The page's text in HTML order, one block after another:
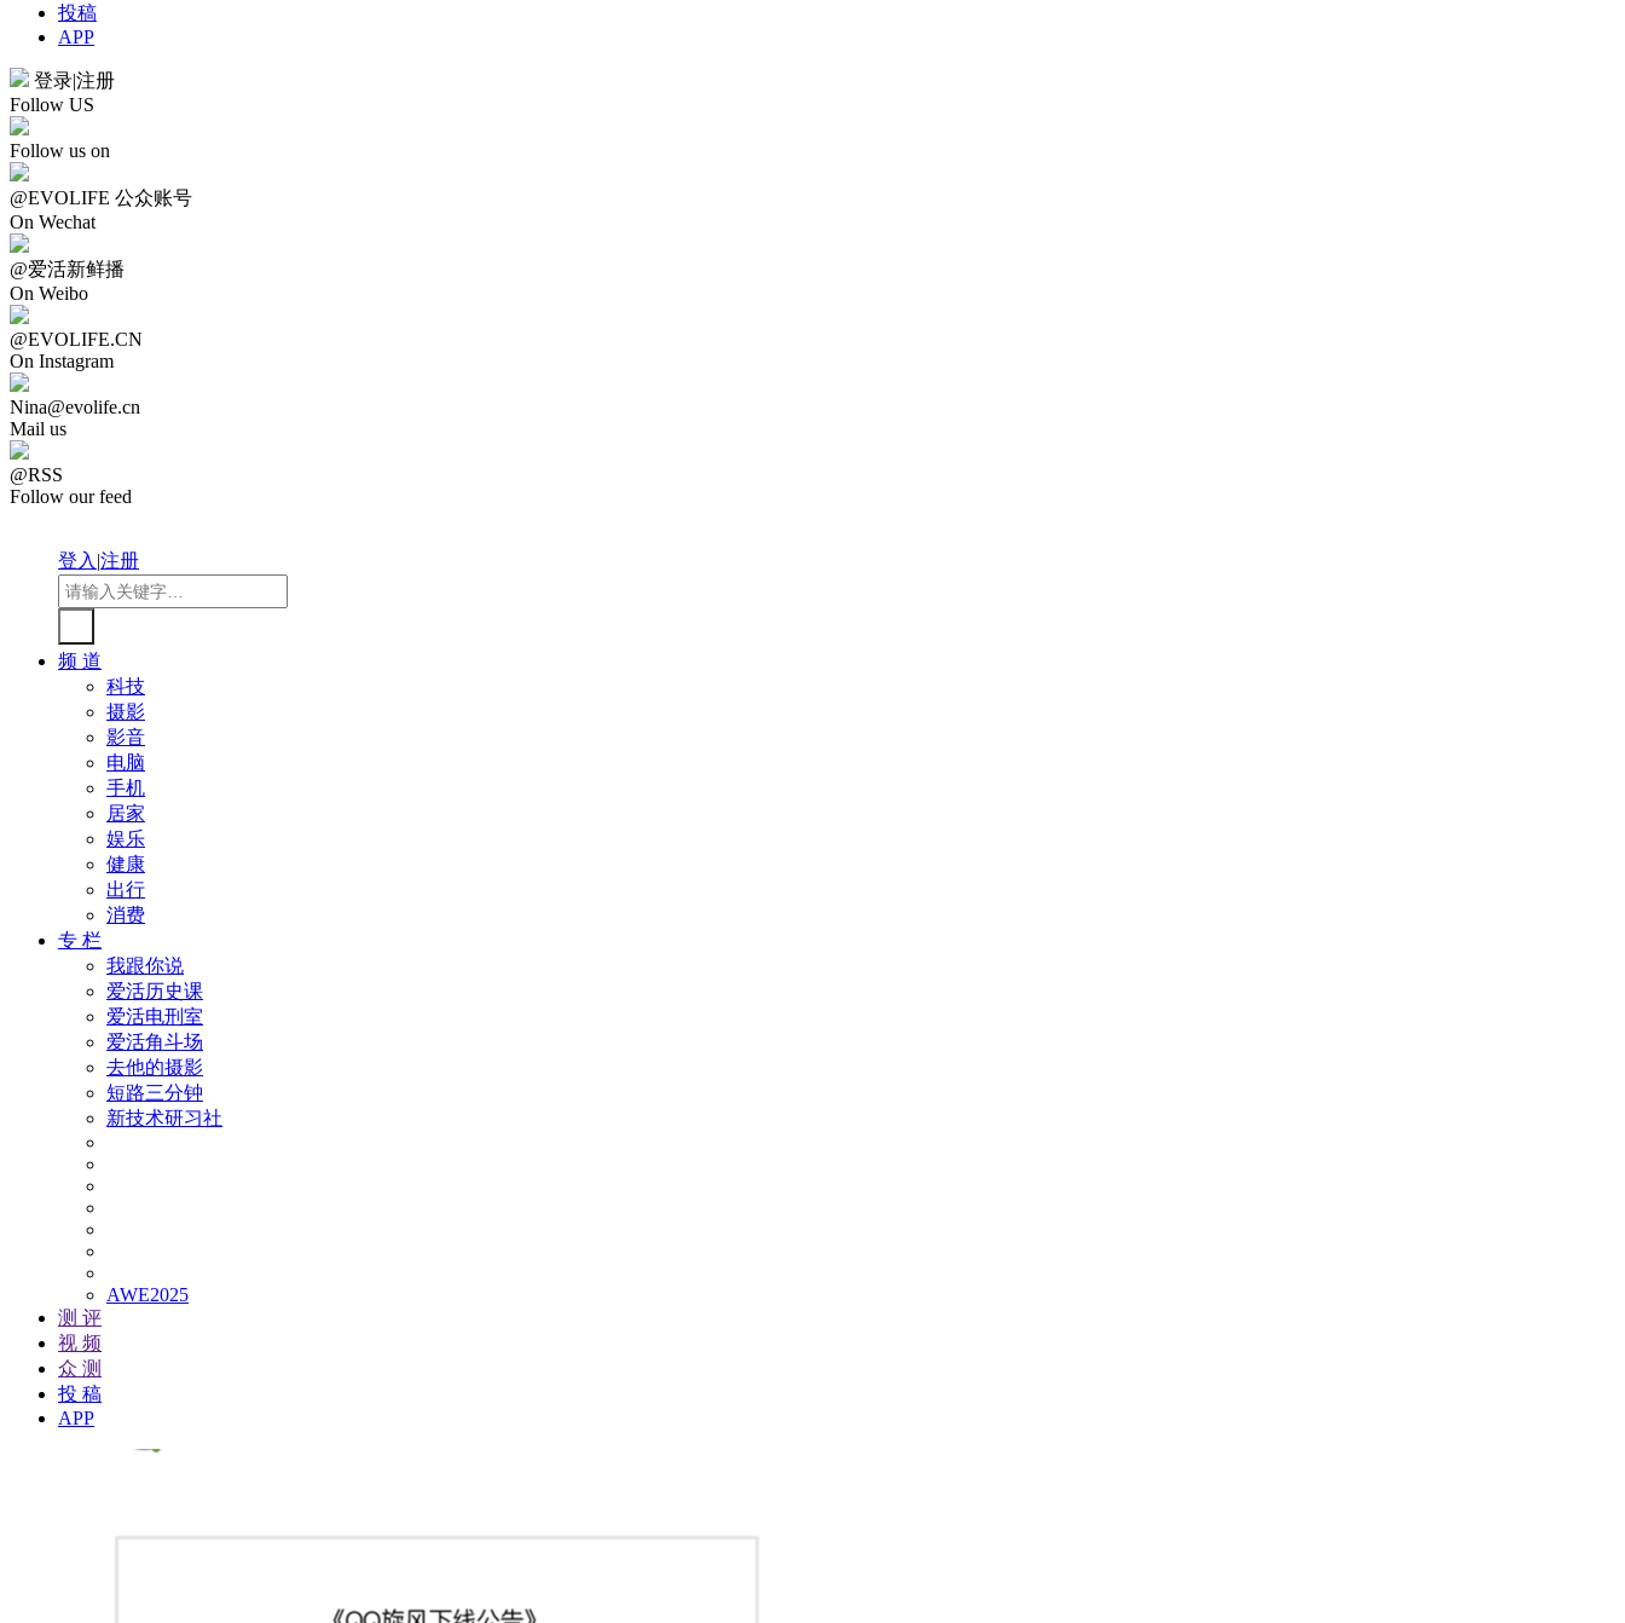
投稿
APP
登录|注册
Follow US
Follow us on
@EVOLIFE 公众账号
On Wechat
@爱活新鲜播
On Weibo
@EVOLIFE.CN
On Instagram
Nina@evolife.cn
Mail us
@RSS
Follow our feed
登入|注册
频 道
科技
摄影
影音
电脑
手机
居家
娱乐
健康
出行
消费
专 栏
我跟你说
爱活历史课
爱活电刑室
爱活角斗场
去他的摄影
短路三分钟
新技术研习社
AWE2025
测 评
视 频
众 测
投 稿
APP